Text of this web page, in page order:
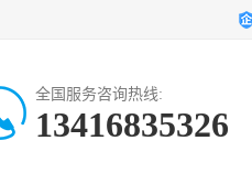
全国服务咨询热线:
13416835326